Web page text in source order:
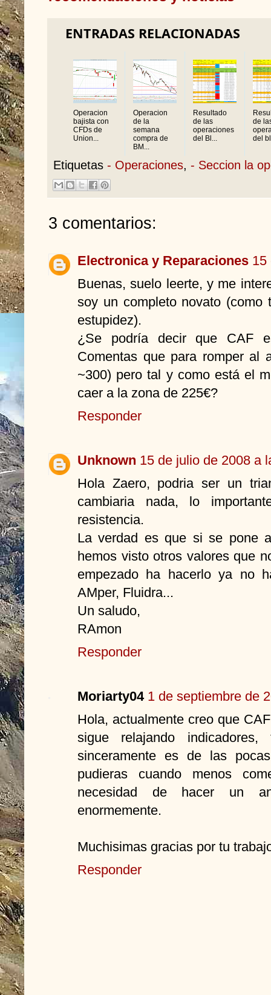
ENTRADAS RELACIONADAS
Operacion
bajista con
CFDs de
Union...
Operacion
de la
semana
compra de
BM...
Resultado
de las
operaciones
del Bl...
de
del
Etiquetas - Operaciones, - Seccion la
3 comentarios:
Electronica y Reparaciones 15
Buenas, suelo leerte, y me
soy un completo novato (como
estupidez).
¿Se podría decir que CAF
Comentas que para romper al
~300) pero tal y como está el
caer a la zona de 225€?
Responder
Unknown 15 de julio de 2008 a
Hola Zaero, podria ser un
cambiaria nada, lo
resistencia.
La verdad es que si se pone
hemos visto otros valores que
empezado ha hacerlo ya no
AMper, Fluidra...
Un saludo,
RAmon
Responder
Moriarty04 1 de septiembre de
Hola, actualmente creo que
sigue relajando
sinceramente es de las
pudieras cuando menos
necesidad de hacer un
enormemente.
Muchisimas gracias por tu
Responder